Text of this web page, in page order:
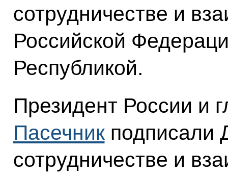
сотрудничестве и
Российской
Республикой.
Президент России и
Пасечникподписали
сотрудничестве и